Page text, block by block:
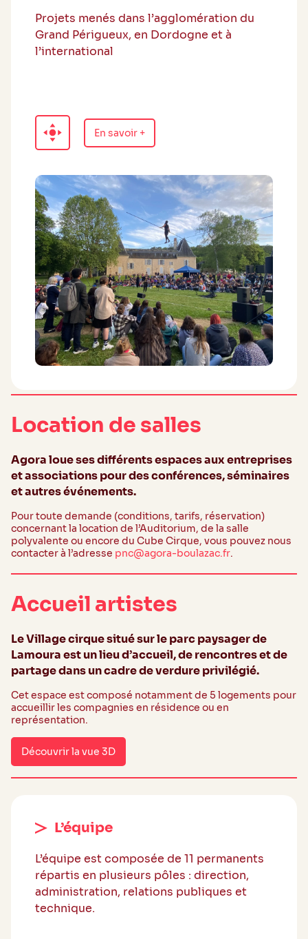
Projets menés dans l’agglomération du
Grand Périgueux, en Dordogne et à
l’international
En savoir +
Location de salles
Agora loue ses différents espaces aux entreprises
et associations pour des conférences, séminaires
et autres événements.
Pour toute demande (conditions, tarifs, réservation)
concernant la location de l’Auditorium, de la salle
polyvalente ou encore du Cube Cirque, vous pouvez nous
contacter à l’adresse pnc@agora-boulazac.fr.
Accueil artistes
Le Village cirque situé sur le parc paysager de
Lamoura est un lieu d’accueil, de rencontres et de
partage dans un cadre de verdure privilégié.
Cet espace est composé notamment de 5 logements pour
accueillir les compagnies en résidence ou en
représentation.
Découvrir la vue 3D
L’équipe
L’équipe est composée de 11 permanents
répartis en plusieurs pôles : direction,
administration, relations publiques et
technique.